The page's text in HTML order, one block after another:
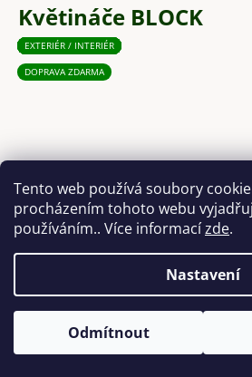
Tento web používá soubory
procházením tohoto webu
používáním.. Více informacízde.
Nastavení
Odmítnout
Květináče BLOCK
EXTERIÉR / INTERIÉR
EXTERIÉR / INTERIÉR
EXTERIÉR / INTERIÉR
EXTERIÉR / INTERIÉR
DOPRAVA ZDARMA
EXTERIÉR / INTERIÉR
EXTERIÉR / INTERIÉR
EXTERIÉR / INTERIÉR
EXTERIÉR / INTERIÉR